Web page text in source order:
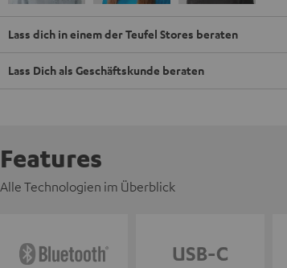
Lass dich in einem der Teufel Stores beraten
Lass Dich als Geschäftskunde beraten
Features
Alle Technologien im Überblick